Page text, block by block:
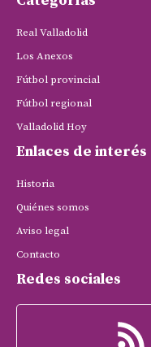
Real Valladolid
Los Anexos
Fútbol provincial
Fútbol regional
Valladolid Hoy
Enlaces de interés
Historia
Quiénes somos
Aviso legal
Contacto
Redes sociales